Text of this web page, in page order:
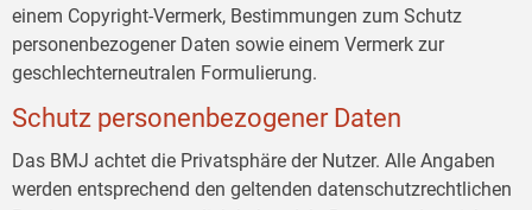
einem Copyright-Vermerk, Bestimmungen zum Schutz
personenbezogener Daten sowie einem Vermerk zur
geschlechterneutralen Formulierung.
Schutz personenbezogener Daten
Das BMJ achtet die Privatsphäre der Nutzer. Alle Angaben
werden entsprechend den geltenden datenschutzrechtlichen